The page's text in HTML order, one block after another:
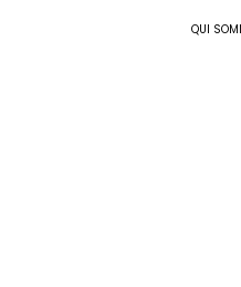
QUI